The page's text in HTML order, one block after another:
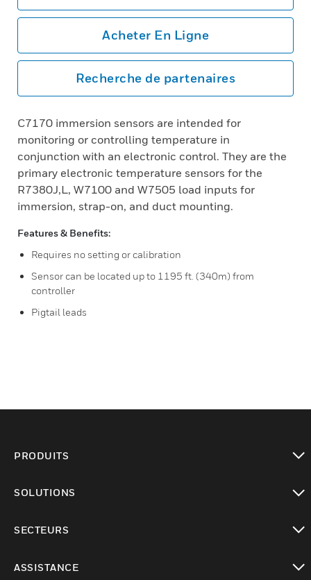
Acheter En Ligne
Recherche de partenaires
C7170 immersion sensors are intended for
monitoring or controlling temperature in
conjunction with an electronic control. They are the
primary electronic temperature sensors for the
R7380J,L, W7100 and W7505 load inputs for
immersion, strap-on, and duct mounting.
Features & Benefits:
Requires no setting or calibration
Sensor can be located up to 1195 ft. (340m) from
controller
Pigtail leads
PRODUITS
SOLUTIONS
SECTEURS
ASSISTANCE